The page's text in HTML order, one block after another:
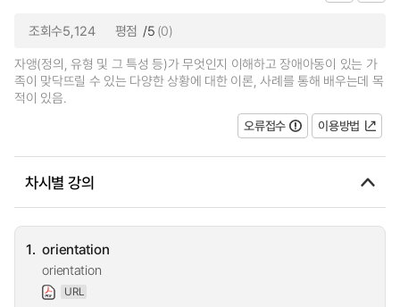
조회수5,124 평점 /5 (0)
자앵(정의, 유형 및 그 특성 등)가 무엇인지 이해하고 장애아동이 있는 가
족이 맞닥뜨릴 수 있는 다양한 상황에 대한 이론, 사례를 통해 배우는데 목
적이 있음.
오류접수
이용방법
차시별 강의
1. orientation
orientation
URL